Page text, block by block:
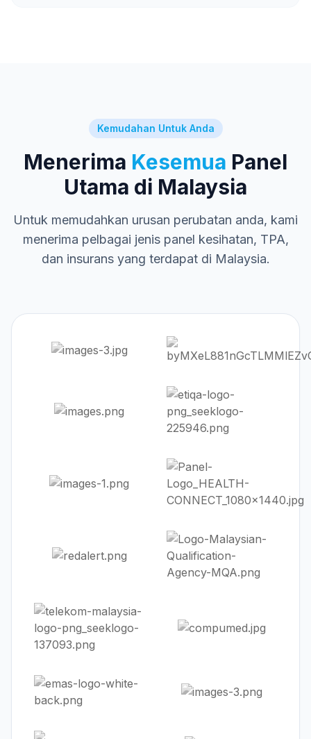
Kemudahan Untuk Anda
Menerima Kesemua Panel
Utama di Malaysia
Untuk memudahkan urusan perubatan anda, kami
menerima pelbagai jenis panel kesihatan, TPA,
dan insurans yang terdapat di Malaysia.